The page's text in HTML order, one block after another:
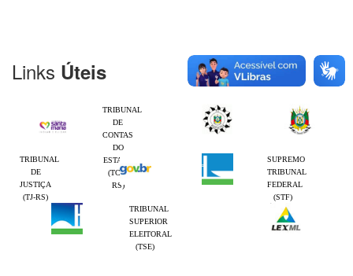
Links Úteis
TRIBUNAL
DE
CONTAS
DO
ESTADO
(TCE-
RS)
TRIBUNAL
DE
JUSTIÇA
(TJ-RS)
SUPREMO
TRIBUNAL
FEDERAL
(STF)
TRIBUNAL
SUPERIOR
ELEITORAL
(TSE)